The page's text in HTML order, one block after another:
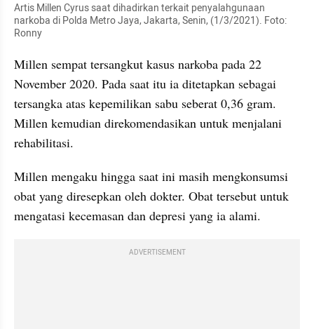
Artis Millen Cyrus saat dihadirkan terkait penyalahgunaan
narkoba di Polda Metro Jaya, Jakarta, Senin, (1/3/2021). Foto:
Ronny
Millen sempat tersangkut kasus narkoba pada 22
November 2020. Pada saat itu ia ditetapkan sebagai
tersangka atas kepemilikan sabu seberat 0,36 gram.
Millen kemudian direkomendasikan untuk menjalani
rehabilitasi.
Millen mengaku hingga saat ini masih mengkonsumsi
obat yang diresepkan oleh dokter. Obat tersebut untuk
mengatasi kecemasan dan depresi yang ia alami.
ADVERTISEMENT